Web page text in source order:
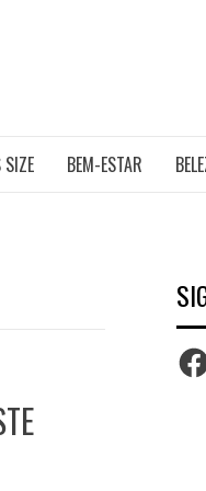
BEM-ESTAR